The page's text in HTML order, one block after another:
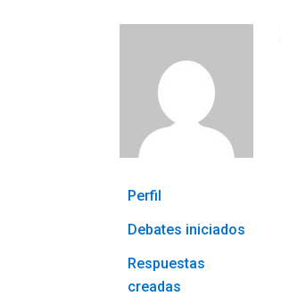
Perfil
Debates iniciados
Respuestas
creadas